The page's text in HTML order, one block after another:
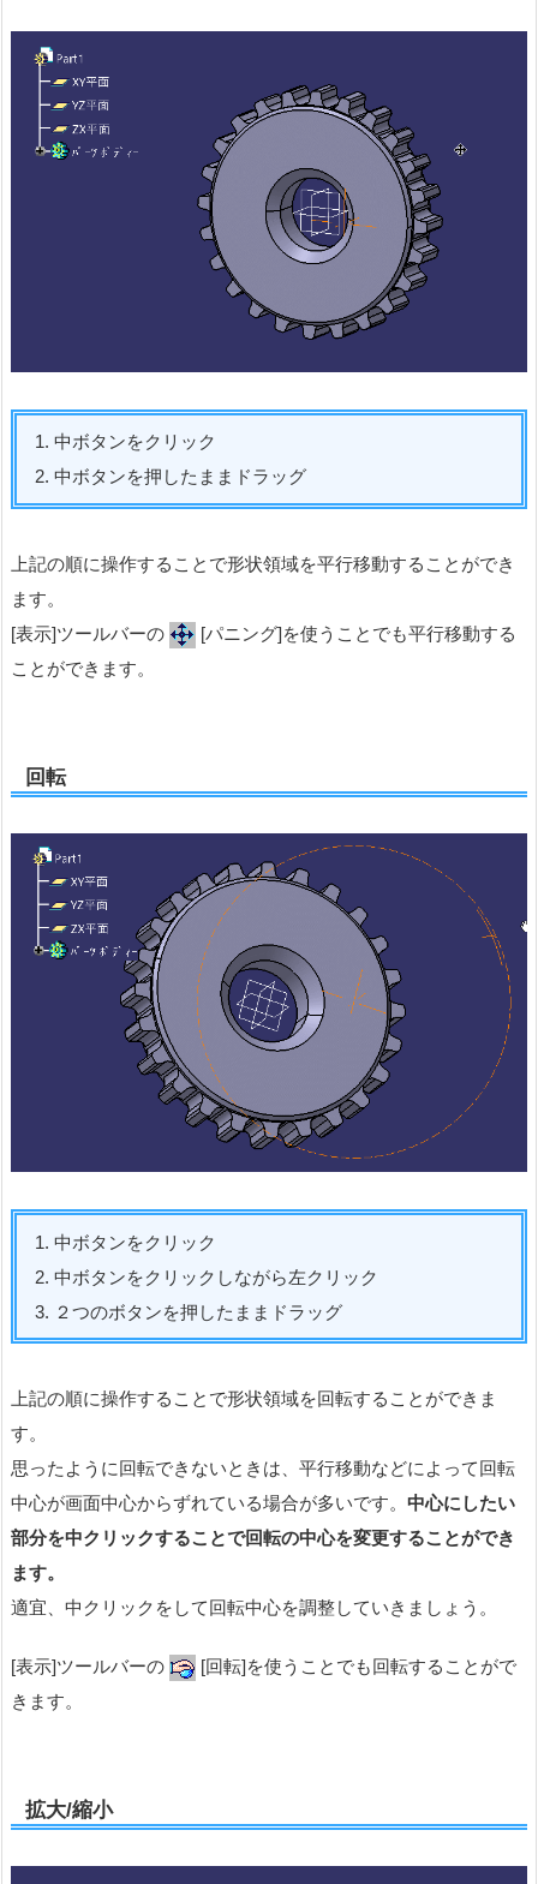
1. 中ボタンをクリック
2. 中ボタンを押したままドラッグ
上記の順に操作することで形状領域を平行移動することができ
ます。
[表示]ツールバーの
[パニング]を使うことでも平行移動する
ことができます。
回転
1. 中ボタンをクリック
2. 中ボタンをクリックしながら左クリック
3. ２つのボタンを押したままドラッグ
上記の順に操作することで形状領域を回転することができま
す。
思ったように回転できないときは、平行移動などによって回転
中心が画面中心からずれている場合が多いです。 中心にしたい
部分を中クリックすることで回転の中心を変更することができ
ます。
適宜、中クリックをして回転中心を調整していきましょう。
[表示]ツールバーの
[回転]を使うことでも回転することがで
きます。
拡大/縮小